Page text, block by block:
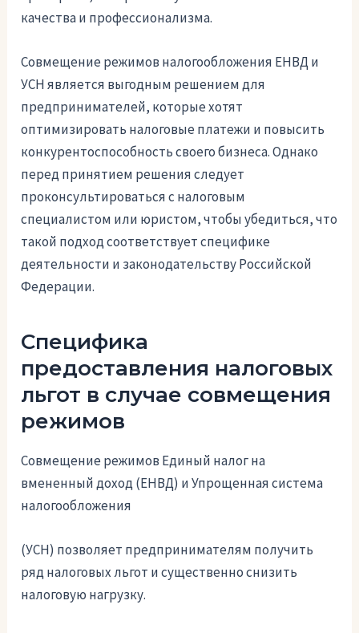
качества и профессионализма.
Совмещение режимов налогообложения ЕНВД и
УСН является выгодным решением для
предпринимателей, которые хотят
оптимизировать налоговые платежи и повысить
конкурентоспособность своего бизнеса. Однако
перед принятием решения следует
проконсультироваться с налоговым
специалистом или юристом, чтобы убедиться, что
такой подход соответствует специфике
деятельности и законодательству Российской
Федерации.
Специфика
предоставления налоговых
льгот в случае совмещения
режимов
Совмещение режимов Единый налог на
вмененный доход (ЕНВД) и Упрощенная система
налогообложения
(УСН) позволяет предпринимателям получить
ряд налоговых льгот и существенно снизить
налоговую нагрузку.